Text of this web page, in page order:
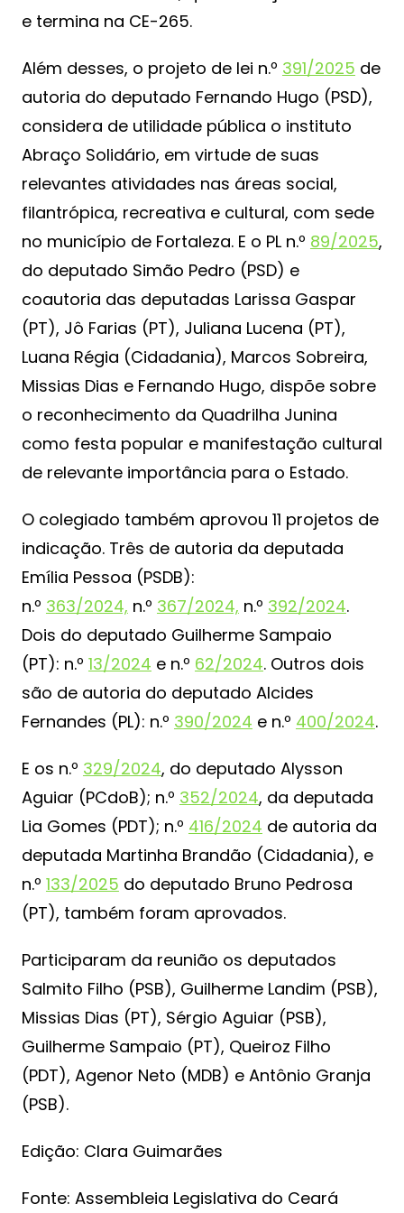
e termina na CE-265.
Além desses, o projeto de lei n.º 391/2025 de
autoria do deputado Fernando Hugo (PSD),
considera de utilidade pública o instituto
Abraço Solidário, em virtude de suas
relevantes atividades nas áreas social,
filantrópica, recreativa e cultural, com sede
no município de Fortaleza. E o PL n.º 89/2025,
do deputado Simão Pedro (PSD) e
coautoria das deputadas Larissa Gaspar
(PT), Jô Farias (PT), Juliana Lucena (PT),
Luana Régia (Cidadania), Marcos Sobreira,
Missias Dias e Fernando Hugo, dispõe sobre
o reconhecimento da Quadrilha Junina
como festa popular e manifestação cultural
de relevante importância para o Estado.
O colegiado também aprovou 11 projetos de
indicação. Três de autoria da deputada
Emília Pessoa (PSDB):
n.º 363/2024, n.º 367/2024, n.º 392/2024.
Dois do deputado Guilherme Sampaio
(PT): n.º 13/2024 e n.º 62/2024. Outros dois
são de autoria do deputado Alcides
Fernandes (PL): n.º 390/2024 e n.º 400/2024.
E os n.º 329/2024, do deputado Alysson
Aguiar (PCdoB); n.º 352/2024, da deputada
Lia Gomes (PDT); n.º 416/2024 de autoria da
deputada Martinha Brandão (Cidadania), e
n.º 133/2025 do deputado Bruno Pedrosa
(PT), também foram aprovados.
Participaram da reunião os deputados
Salmito Filho (PSB), Guilherme Landim (PSB),
Missias Dias (PT), Sérgio Aguiar (PSB),
Guilherme Sampaio (PT), Queiroz Filho
(PDT), Agenor Neto (MDB) e Antônio Granja
(PSB).
Edição: Clara Guimarães
Fonte: Assembleia Legislativa do Ceará